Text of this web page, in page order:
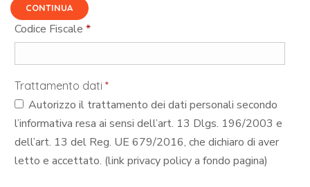
CONTINUA
Codice Fiscale*
Trattamento dati*
Autorizzo il trattamento dei dati personali secondo
l’informativa resa ai sensi dell’art. 13 Dlgs. 196/2003 e
dell’art. 13 del Reg. UE 679/2016, che dichiaro di aver
letto e accettato. (link privacy policy a fondo pagina)